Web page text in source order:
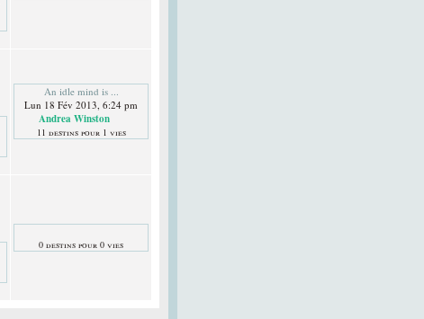
An idle mind is ...
Lun 18 Fév 2013, 6:24 pm
Andrea Winston
11 destins pour 1 vies
0 destins pour 0 vies